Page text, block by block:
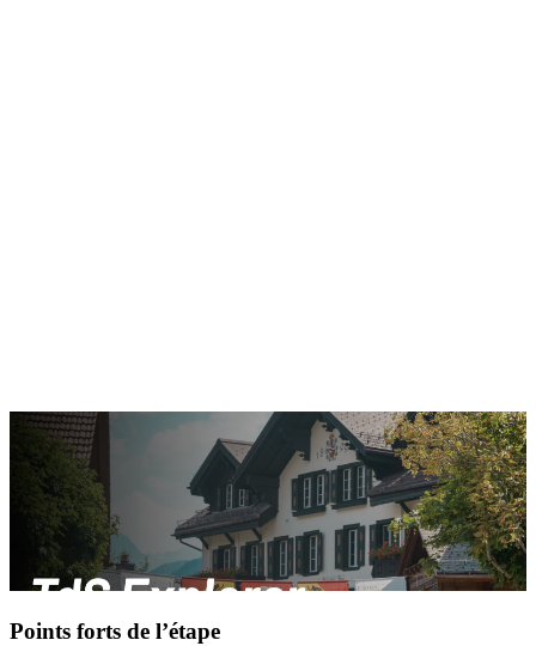
Points forts de l’étape